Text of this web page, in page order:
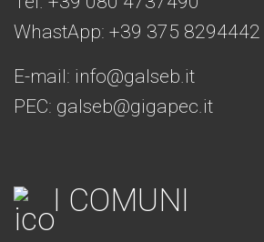
WhastApp: +39 375 8294442
E-mail: info@galseb.it
PEC: galseb@gigapec.it
I COMUNI